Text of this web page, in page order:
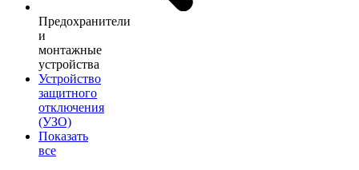
Предохранители
и
монтажные
устройства
Устройство
защитного
отключения
(УЗО)
Показать
все